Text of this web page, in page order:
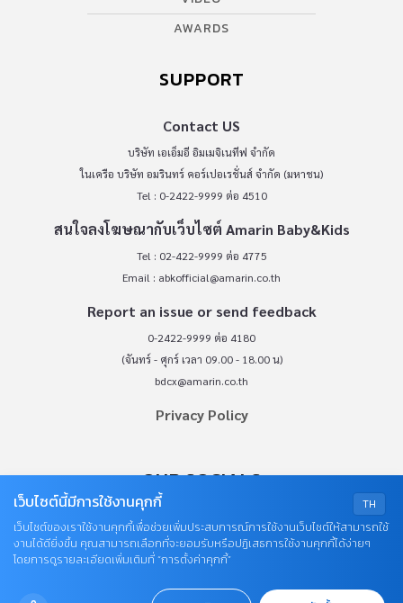
AWARDS
SUPPORT
Contact US
บริษัท เอเอ็มอี อิมเมจิเนทีฟ จำกัด
ในเครือ บริษัท อมรินทร์ คอร์เปอเรชั่นส์ จำกัด (มหาชน)
Tel : 0-2422-9999 ต่อ 4510
สนใจลงโฆษณากับเว็บไซต์ Amarin Baby&Kids
Tel : 02-422-9999 ต่อ 4775
Email : abkofficial@amarin.co.th
Report an issue or send feedback
0-2422-9999 ต่อ 4180
(จันทร์ - ศุกร์ เวลา 09.00 - 18.00 น)
bdcx@amarin.co.th
Privacy Policy
OUR SOCIALS
TH
เว็บไซต์นี้มีการใช้งานคุกกี้
เว็บไซต์ของเราใช้งานคุกกี้เพื่อช่วยเพิ่มประสบการณ์การใช้งานเว็บไซต์ให้สามารถใช้
งานได้ดียิ่งขึ้น คุณสามารถเลือกที่จะยอมรับหรือปฏิเสธการใช้งานคุกกี้ได้ง่ายๆ
โดยการดูรายละเอียดเพิ่มเติมที่ “การตั้งค่าคุกกี้”